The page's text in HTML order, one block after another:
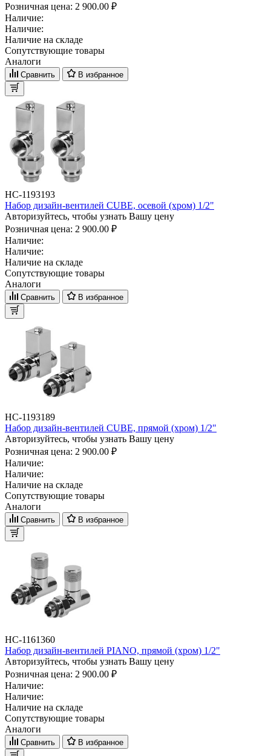
Розничная цена: 2 900.00 ₽
Наличие:
Наличие:
Наличие на складе
Сопутствующие товары
Аналоги
Сравнить В избранное
НС-1193193
Набор дизайн-вентилей CUBE, осевой (хром) 1/2"
Авторизуйтесь, чтобы узнать Вашу цену
Розничная цена: 2 900.00 ₽
Наличие:
Наличие:
Наличие на складе
Сопутствующие товары
Аналоги
Сравнить В избранное
НС-1193189
Набор дизайн-вентилей CUBE, прямой (хром) 1/2"
Авторизуйтесь, чтобы узнать Вашу цену
Розничная цена: 2 900.00 ₽
Наличие:
Наличие:
Наличие на складе
Сопутствующие товары
Аналоги
Сравнить В избранное
НС-1161360
Набор дизайн-вентилей PIANO, прямой (хром) 1/2"
Авторизуйтесь, чтобы узнать Вашу цену
Розничная цена: 2 900.00 ₽
Наличие:
Наличие:
Наличие на складе
Сопутствующие товары
Аналоги
Сравнить В избранное